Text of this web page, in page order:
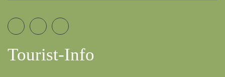
Tourist-Info